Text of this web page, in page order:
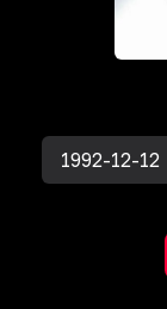
1992-12-12